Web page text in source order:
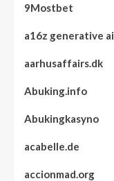
9Mostbet
a16z generative ai
aarhusaffairs.dk
Abuking.info
Abukingkasyno
acabelle.de
accionmad.org